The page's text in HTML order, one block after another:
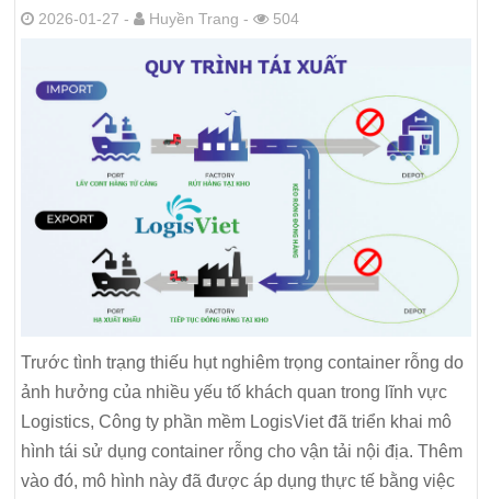
2026-01-27 - Huyền Trang - 504
Trước tình trạng thiếu hụt nghiêm trọng container rỗng do
ảnh hưởng của nhiều yếu tố khách quan trong lĩnh vực
Logistics, Công ty phần mềm LogisViet đã triển khai mô
hình tái sử dụng container rỗng cho vận tải nội địa. Thêm
vào đó, mô hình này đã được áp dụng thực tế bằng việc